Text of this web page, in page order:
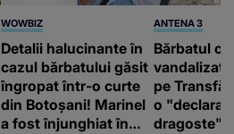
WOWBIZ
Detalii halucinante în
cazul bărbatului găsit
îngropat într-o curte
din Botoșani! Marinel
a fost înjunghiat în
ANTENA 3
Bărbatul
vandalizat
pe
o
dragoste"